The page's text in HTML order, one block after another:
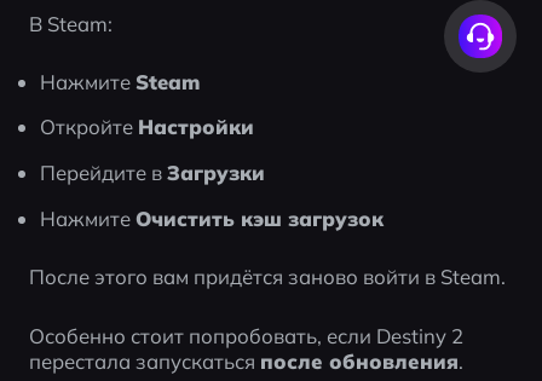
В Steam:
Нажмите Steam
Откройте Настройки
Перейдите в Загрузки
Нажмите Очистить кэш загрузок
После этого вам придётся заново войти в Steam.
Особенно стоит попробовать, если Destiny 2
перестала запускаться после обновления.